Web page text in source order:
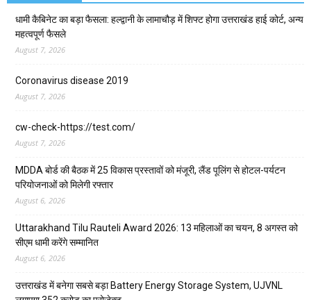
धामी कैबिनेट का बड़ा फैसला: हल्द्वानी के लामाचौड़ में शिफ्ट होगा उत्तराखंड हाई कोर्ट, अन्य
महत्वपूर्ण फैसले
August 7, 2026
Coronavirus disease 2019
August 7, 2026
cw-check-https://test.com/
August 7, 2026
MDDA बोर्ड की बैठक में 25 विकास प्रस्तावों को मंजूरी, लैंड पूलिंग से होटल-पर्यटन
परियोजनाओं को मिलेगी रफ्तार
August 6, 2026
Uttarakhand Tilu Rauteli Award 2026: 13 महिलाओं का चयन, 8 अगस्त को
सीएम धामी करेंगे सम्मानित
August 6, 2026
उत्तराखंड में बनेगा सबसे बड़ा Battery Energy Storage System, UJVNL